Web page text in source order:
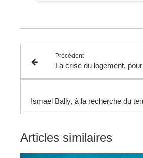
Précédent
Articles similaires